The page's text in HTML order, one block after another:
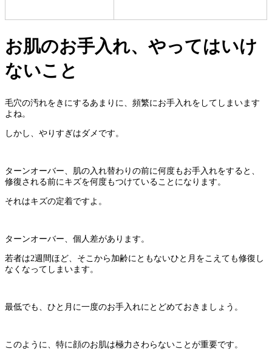
お肌のお手入れ、やってはいけ
ないこと
毛穴の汚れをきにするあまりに、頻繁にお手入れをしてしまいます
よね。
しかし、やりすぎはダメです。
ターンオーバー、肌の入れ替わりの前に何度もお手入れをすると、
修復される前にキズを何度もつけていることになります。
それはキズの定着ですよ。
ターンオーバー、個人差があります。
若者は2週間ほど、そこから加齢にともないひと月をこえても修復し
なくなってしまいます。
最低でも、ひと月に一度のお手入れにとどめておきましょう。
このように、特に顔のお肌は極力さわらないことが重要です。